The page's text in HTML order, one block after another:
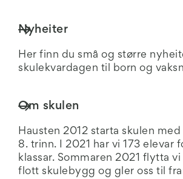
Nyheiter
Her finn du små og større
skulekvardagen til born og
Om skulen
Hausten 2012 starta skulen med
8. trinn. I 2021 har vi 173 elevar
klassar. Sommaren 2021 flytta
flott skulebygg og gler oss til